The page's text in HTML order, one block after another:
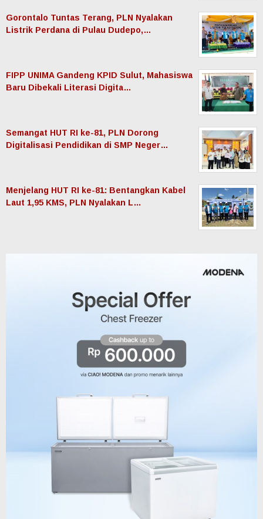
Gorontalo Tuntas Terang, PLN Nyalakan
Listrik Perdana di Pulau Dudepo,…
FIPP UNIMA Gandeng KPID Sulut, Mahasiswa
Baru Dibekali Literasi Digita…
Semangat HUT RI ke-81, PLN Dorong
Digitalisasi Pendidikan di SMP Neger…
Menjelang HUT RI ke-81: Bentangkan Kabel
Laut 1,95 KMS, PLN Nyalakan L…